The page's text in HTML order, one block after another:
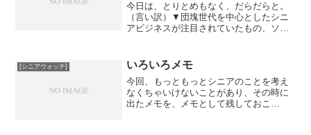
今日は、とりとめもなく、だらだらと。
（言い訳）▼団塊世代を中心としたシニ
アビジネスが注目されていたもの、ソコ
いう話をしていたのだが（これぞ究極の
後だしじゃんけん的話題の...
[シニアウォッチ] いろいろメモ
今回、もっともっとシニアのことを考え
なくちゃいけないことがあり、その時に
出たメモを、メモとして残しておこ